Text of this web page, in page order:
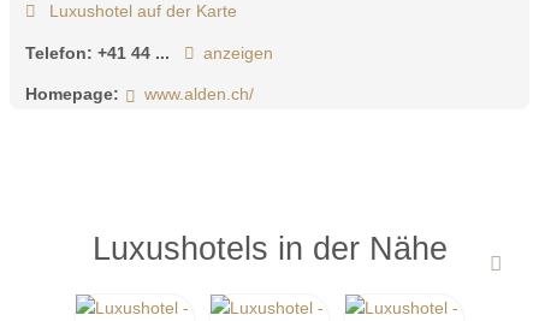
Luxushotel auf der Karte
Telefon: +41 44 ... anzeigen
Homepage: www.alden.ch/
Luxushotels in der Nähe